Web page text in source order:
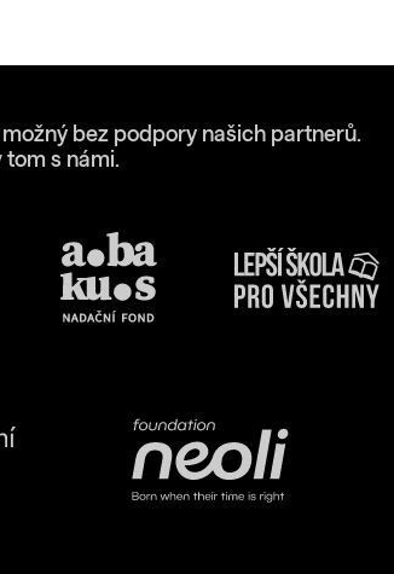
bez podpory našich partnerů.
tom s námi.